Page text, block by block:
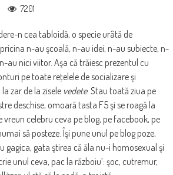
7201
n cea tabloidă, o specie urâtă de
n-au şcoală, n-au idei, n-au subiecte, n-
au nici viitor. Aşa că trăiesc prezentul cu
pe toate reţelele de socializare şi
zar de la zisele vedete. Stau toată ziua pe
deschise, omoară tasta F5 şi se roagă la
vreun celebru ceva pe blog, pe facebook, pe
să posteze. Îşi pune unul pe blog poze,
gagica, gata ştirea că ăla nu-i homosexual şi
unul ceva, pac la războiu’: şoc, cutremur,